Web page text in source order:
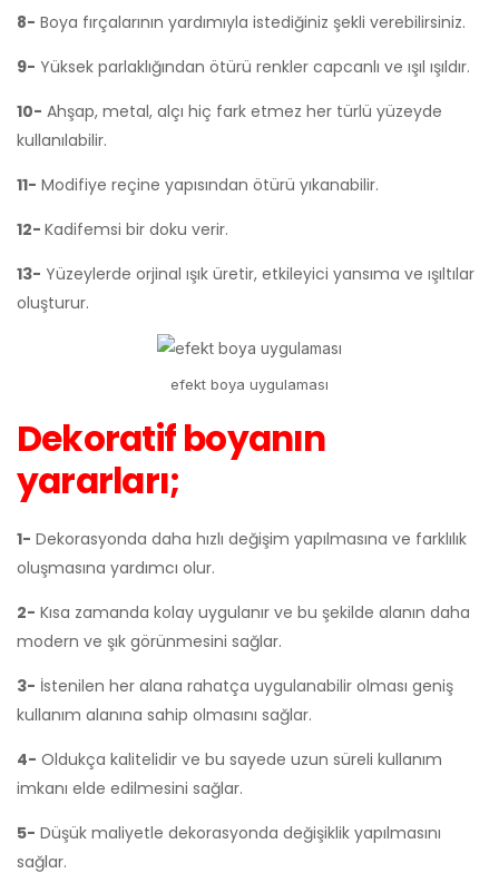
8- Boya fırçalarının yardımıyla istediğiniz şekli verebilirsiniz.
9- Yüksek parlaklığından ötürü renkler capcanlı ve ışıl ışıldır.
10- Ahşap, metal, alçı hiç fark etmez her türlü yüzeyde
kullanılabilir.
11- Modifiye reçine yapısından ötürü yıkanabilir.
12- Kadifemsi bir doku verir.
13- Yüzeylerde orjinal ışık üretir, etkileyici yansıma ve ışıltılar
oluşturur.
efekt boya uygulaması
Dekoratif boyanın
yararları;
1- Dekorasyonda daha hızlı değişim yapılmasına ve farklılık
oluşmasına yardımcı olur.
2- Kısa zamanda kolay uygulanır ve bu şekilde alanın daha
modern ve şık görünmesini sağlar.
3- İstenilen her alana rahatça uygulanabilir olması geniş
kullanım alanına sahip olmasını sağlar.
4- Oldukça kalitelidir ve bu sayede uzun süreli kullanım
imkanı elde edilmesini sağlar.
5- Düşük maliyetle dekorasyonda değişiklik yapılmasını
sağlar.